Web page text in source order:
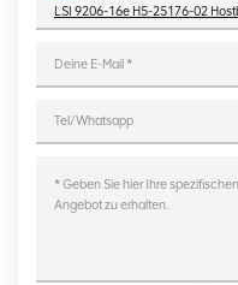
LSI 9206-16e H5-25176-02